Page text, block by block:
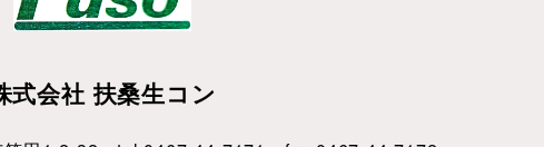
式会社 扶桑生コン